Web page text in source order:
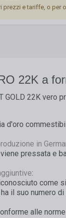
prezzi e tariffe, o per
22K a
GOLD 22K vero
d'oro
in
viene pressata e
:
come
il suo numero di
alle